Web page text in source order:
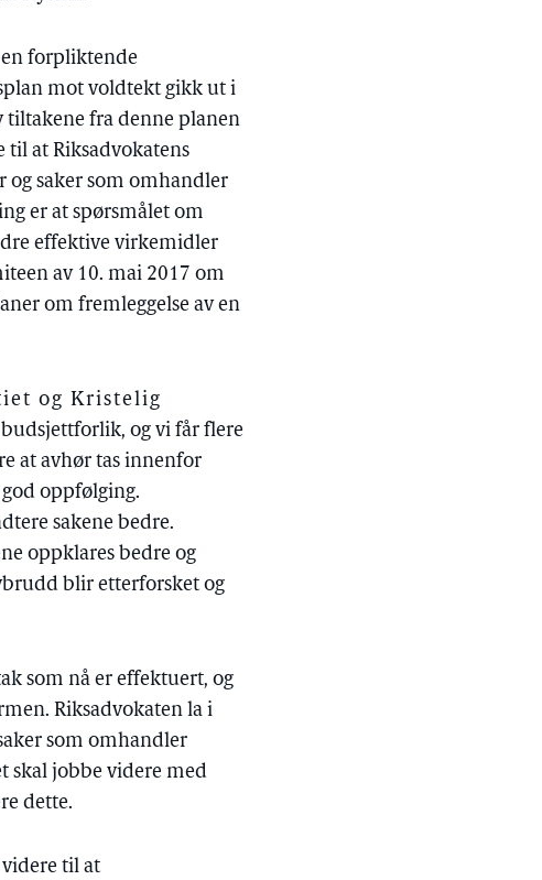
forpliktende
mot voldtekt gikk ut i
tiltakene fra denne planen
til at Riksadvokatens
og saker som omhandler
er at spørsmålet om
effektive virkemidler
av 10. mai 2017 om
om fremleggelse av en
og Kristelig
budsjettforlik, og vi får flere
at avhør tas innenfor
oppfølging.
sakene bedre.
oppklares bedre og
blir etterforsket og
som nå er effektuert, og
Riksadvokaten la i
som omhandler
skal jobbe videre med
dette.
videre til at